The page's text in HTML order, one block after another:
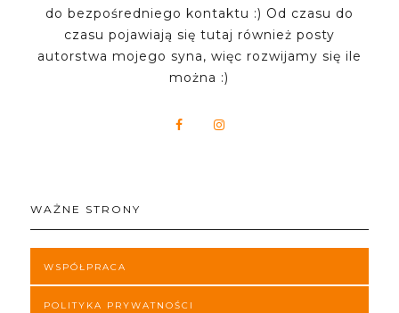
do bezpośredniego kontaktu :) Od czasu do
czasu pojawiają się tutaj również posty
autorstwa mojego syna, więc rozwijamy się ile
można :)
WAŻNE STRONY
WSPÓŁPRACA
POLITYKA PRYWATNOŚCI